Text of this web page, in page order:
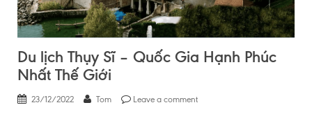
Du lịch Thụy Sĩ – Quốc Gia Hạnh Phúc
Nhất Thế Giới
23/12/2022 Tom Leave a comment